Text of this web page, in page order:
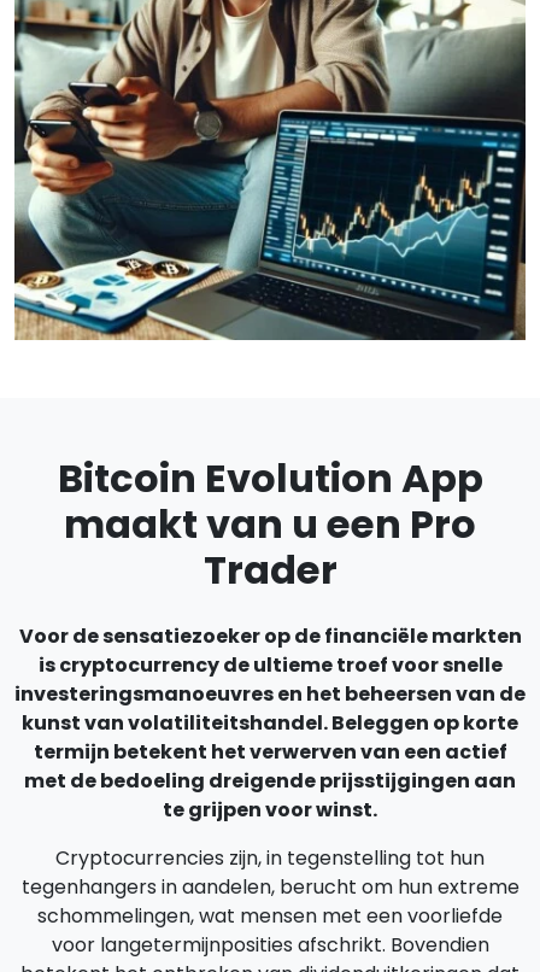
Bitcoin Evolution App
maakt van u een Pro
Trader
Voor de sensatiezoeker op de financiële markten
is cryptocurrency de ultieme troef voor snelle
investeringsmanoeuvres en het beheersen van de
kunst van volatiliteitshandel. Beleggen op korte
termijn betekent het verwerven van een actief
met de bedoeling dreigende prijsstijgingen aan
te grijpen voor winst.
Cryptocurrencies zijn, in tegenstelling tot hun
tegenhangers in aandelen, berucht om hun extreme
schommelingen, wat mensen met een voorliefde
voor langetermijnposities afschrikt. Bovendien